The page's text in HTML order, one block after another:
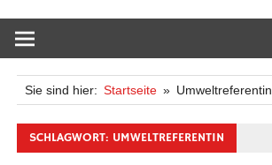
Sie sind hier: Startseite Umweltreferentin
SCHLAGWORT: UMWELTREFERENTIN